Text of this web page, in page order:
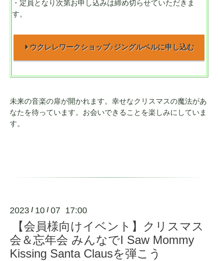
・定員となり次第お申し込みは締め切らせていただきま
す。
ウクレレワークショップ♪ジングルベルに申し込む
未来の音楽の扉が開かれます。幸せなクリスマスの魔法があ
なたを待っています。お会いできることを楽しみにしていま
す。
2023 / 10 / 07 17:00
【会員様向けイベント】クリスマス
会＆忘年会 みんなでI Saw Mommy
Kissing Santa Clausを弾こう